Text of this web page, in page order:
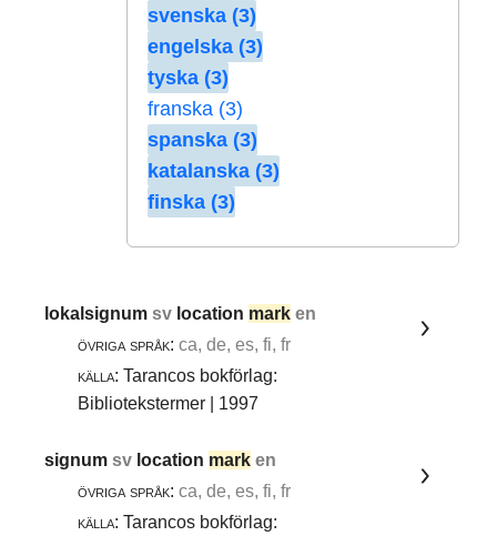
svenska (3)
engelska (3)
tyska (3)
franska (3)
spanska (3)
katalanska (3)
finska (3)
lokalsignumsv location mark en
övriga språk: ca, de, es, fi, fr
källa: Tarancos bokförlag:
Bibliotekstermer | 1997
signumsv location mark en
övriga språk: ca, de, es, fi, fr
källa: Tarancos bokförlag: